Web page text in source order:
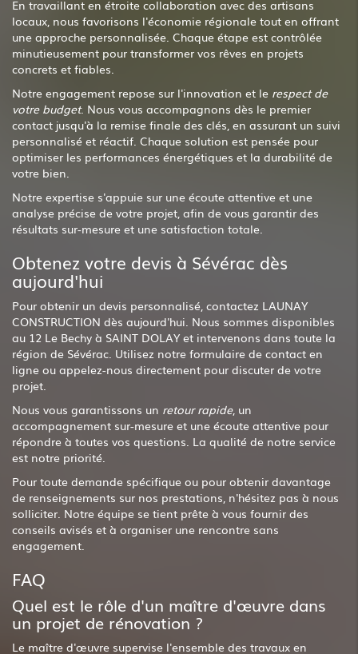
En travaillant en étroite collaboration avec des artisans
locaux, nous favorisons l'économie régionale tout en offrant
une approche personnalisée. Chaque étape est contrôlée
minutieusement pour transformer vos rêves en projets
concrets et fiables.
Notre engagement repose sur l'innovation et le respect de
votre budget. Nous vous accompagnons dès le premier
contact jusqu'à la remise finale des clés, en assurant un suivi
personnalisé et réactif. Chaque solution est pensée pour
optimiser les performances énergétiques et la durabilité de
votre bien.
Notre expertise s'appuie sur une écoute attentive et une
analyse précise de votre projet, afin de vous garantir des
résultats sur-mesure et une satisfaction totale.
Obtenez votre devis à Sévérac dès
aujourd'hui
Pour obtenir un devis personnalisé, contactez LAUNAY
CONSTRUCTION dès aujourd'hui. Nous sommes disponibles
au 12 Le Bechy à SAINT DOLAY et intervenons dans toute la
région de Sévérac. Utilisez notre formulaire de contact en
ligne ou appelez-nous directement pour discuter de votre
projet.
Nous vous garantissons un retour rapide, un
accompagnement sur-mesure et une écoute attentive pour
répondre à toutes vos questions. La qualité de notre service
est notre priorité.
Pour toute demande spécifique ou pour obtenir davantage
de renseignements sur nos prestations, n'hésitez pas à nous
solliciter. Notre équipe se tient prête à vous fournir des
conseils avisés et à organiser une rencontre sans
engagement.
FAQ
Quel est le rôle d'un maître d'œuvre dans
un projet de rénovation ?
Le maître d'œuvre supervise l'ensemble des travaux en